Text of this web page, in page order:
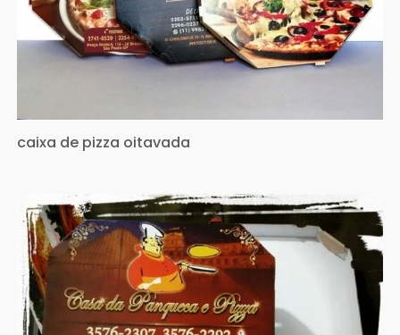
caixa de pizza oitavada